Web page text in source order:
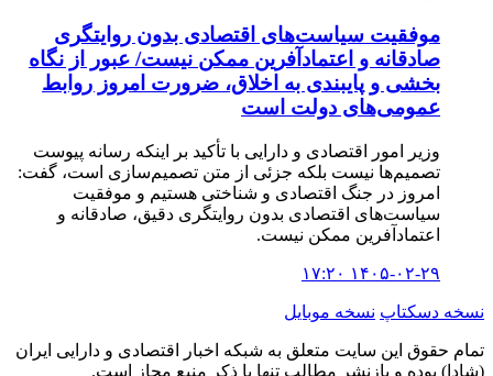
موفقیت سیاست‌های اقتصادی بدون روایتگری
صادقانه و اعتمادآفرین ممکن نیست/ عبور از نگاه
بخشی و پایبندی به اخلاق، ضرورت امروز روابط
عمومی‌های دولت است
وزیر امور اقتصادی و دارایی با تأکید بر اینکه رسانه پیوست
تصمیم‌ها نیست بلکه جزئی از متن تصمیم‌سازی است، گفت:
امروز در جنگ اقتصادی و شناختی هستیم و موفقیت
سیاست‌های اقتصادی بدون روایتگری دقیق، صادقانه و
اعتمادآفرین ممکن نیست.
۱۴۰۵-۰۲-۲۹ ۱۷:۲۰
نسخه دسکتاپ نسخه موبایل
تمام حقوق این سایت متعلق به شبکه اخبار اقتصادی و دارایی ایران
(شادا) بوده و بازنشر مطالب تنها با ذکر منبع مجاز است.